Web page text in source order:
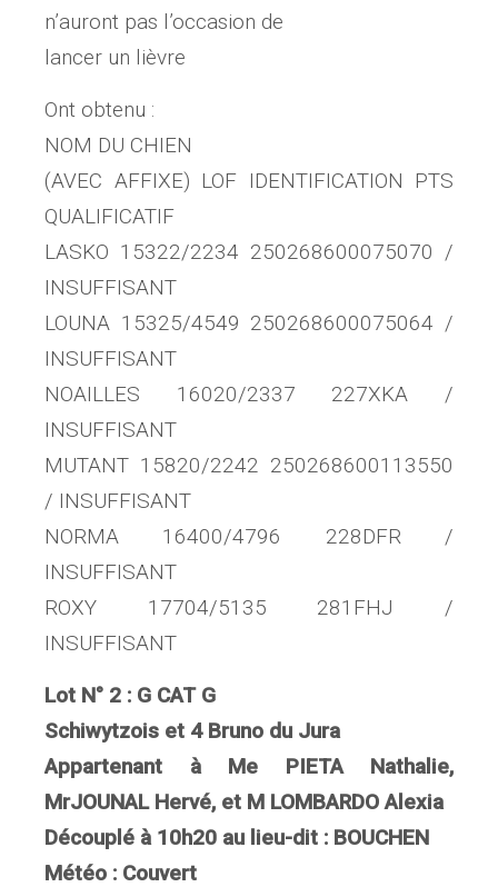
n’auront pas l’occasion de
lancer un lièvre
Ont obtenu :
NOM DU CHIEN
(AVEC AFFIXE) LOF IDENTIFICATION PTS
QUALIFICATIF
LASKO 15322/2234 250268600075070 /
INSUFFISANT
LOUNA 15325/4549 250268600075064 /
INSUFFISANT
NOAILLES 16020/2337 227XKA /
INSUFFISANT
MUTANT 15820/2242 250268600113550
/ INSUFFISANT
NORMA 16400/4796 228DFR /
INSUFFISANT
ROXY 17704/5135 281FHJ /
INSUFFISANT
Lot N° 2 : G CAT G
Schiwytzois et 4 Bruno du Jura
Appartenant à Me PIETA Nathalie,
MrJOUNAL Hervé, et M LOMBARDO Alexia
Découplé à 10h20 au lieu-dit : BOUCHEN
Météo : Couvert